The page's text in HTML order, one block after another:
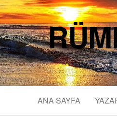
ANA SAYFA